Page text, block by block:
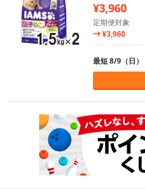
¥3,960
定期便対象
¥3,960
最短 8/9（日）